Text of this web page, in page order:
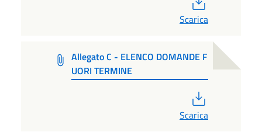
Scarica
Allegato C - ELENCO DOMANDE F
UORI TERMINE
Scarica